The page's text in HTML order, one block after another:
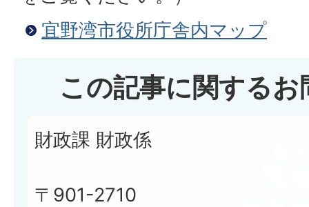
宜野湾市役所庁舎内マップ
この記事に関する
財政課 財政係
〒901-2710